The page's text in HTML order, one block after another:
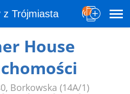
z Trójmiasta
House
, Borkowska (14A/1)